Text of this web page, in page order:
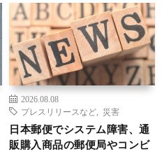
2026.08.08
プレスリリースなど
災害
日本郵便でシステム障害、通
販購入商品の郵便局やコンビ